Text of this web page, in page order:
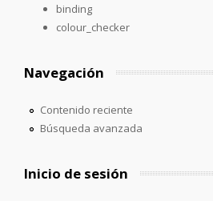
binding
colour_checker
Navegación
Contenido reciente
Búsqueda avanzada
Inicio de sesión